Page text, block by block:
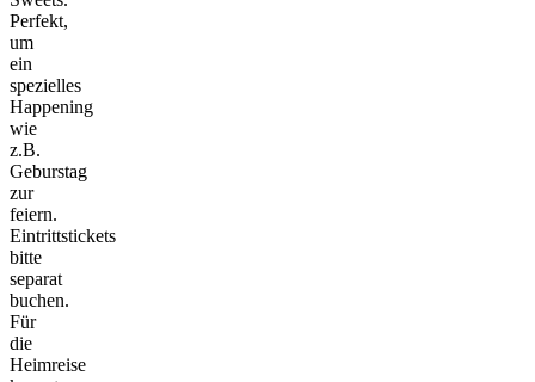
Perfekt,
um
ein
spezielles
Happening
wie
z.B.
Geburstag
zur
feiern.
Eintrittstickets
bitte
separat
buchen.
Für
die
Heimreise